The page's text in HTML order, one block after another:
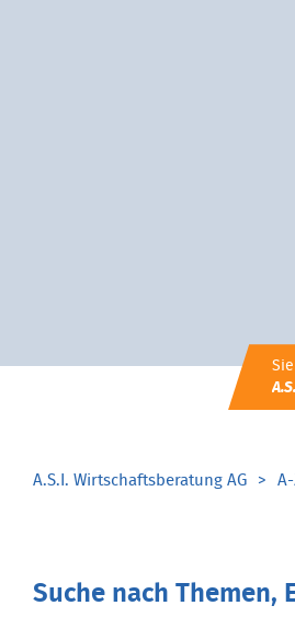
A.S.I. Wirtschaftsberatung AG A-
Suche nach Themen,